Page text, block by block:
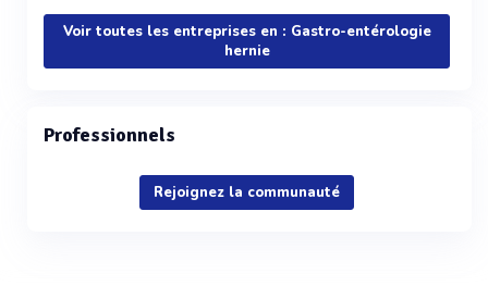
Voir toutes les entreprises en : Gastro-entérologie
hernie
Professionnels
Rejoignez la communauté